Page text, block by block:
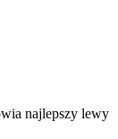
najlepszy lewy